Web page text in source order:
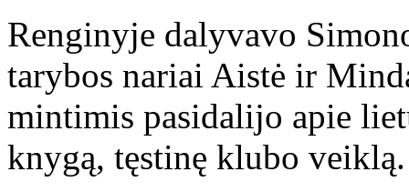
Renginyje dalyvavo
tarybos nariai Aistė ir
mintimis pasidalijo apie
knygą, tęstinę klubo veiklą.